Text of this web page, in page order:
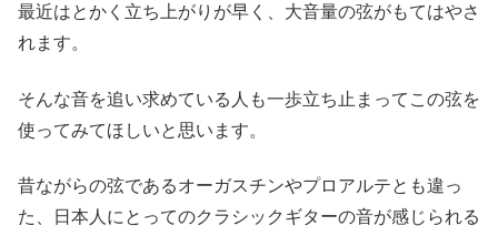
最近はとかく立ち上がりが早く、大音量の弦がもてはやさ
れます。
そんな音を追い求めている人も一歩立ち止まってこの弦を
使ってみてほしいと思います。
昔ながらの弦であるオーガスチンやプロアルテとも違っ
た、日本人にとってのクラシックギターの音が感じられる